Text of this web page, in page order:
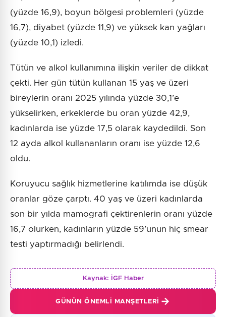
(yüzde 16,9), boyun bölgesi problemleri (yüzde
16,7), diyabet (yüzde 11,9) ve yüksek kan yağları
(yüzde 10,1) izledi.
Tütün ve alkol kullanımına ilişkin veriler de dikkat
çekti. Her gün tütün kullanan 15 yaş ve üzeri
bireylerin oranı 2025 yılında yüzde 30,1’e
yükselirken, erkeklerde bu oran yüzde 42,9,
kadınlarda ise yüzde 17,5 olarak kaydedildi. Son
12 ayda alkol kullananların oranı ise yüzde 12,6
oldu.
Koruyucu sağlık hizmetlerine katılımda ise düşük
oranlar göze çarptı. 40 yaş ve üzeri kadınlarda
son bir yılda mamografi çektirenlerin oranı yüzde
16,7 olurken, kadınların yüzde 59’unun hiç smear
testi yaptırmadığı belirlendi.
Kaynak: İGF Haber
GÜNÜN ÖNEMLI MANŞETLERI